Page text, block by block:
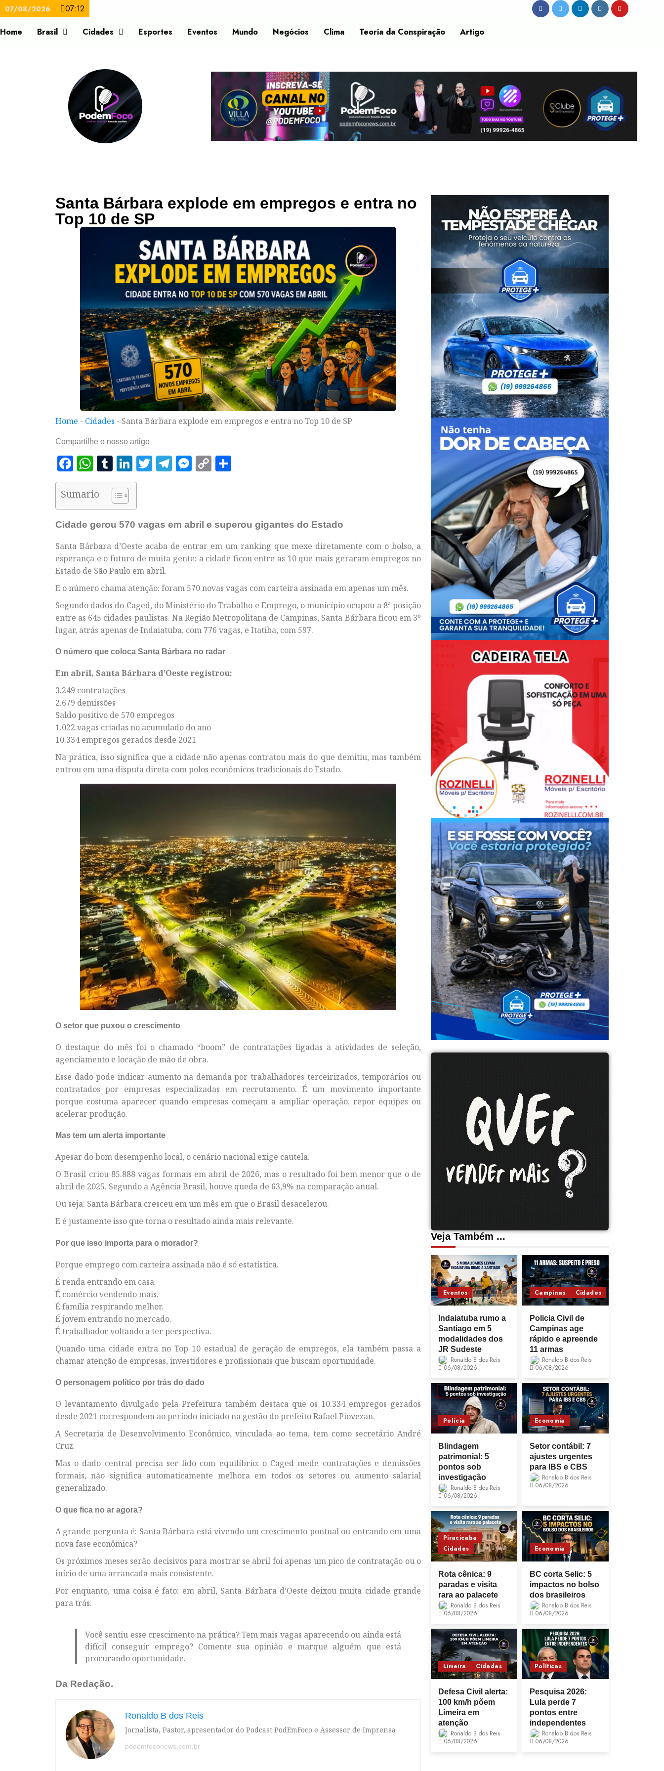
07/08/2026 07:12
Home Brasil Cidades Esportes Eventos Mundo Negócios Clima Teoria da Conspiração Artigo
Santa Bárbara explode em empregos e entra no
Top 10 de SP
Home - Cidades - Santa Bárbara explode em empregos e entra no Top 10 de SP
Compartilhe o nosso artigo
Facebook
WhatsApp
Tumblr
LinkedIn
TwitterTelegram
Messenger
Copy
Sumario
Cidade gerou 570 vagas em abril e superou gigantes do Estado
Santa Bárbara d’Oeste acaba de entrar em um ranking que mexe diretamente com o bolso, a
esperança e o futuro de muita gente: a cidade ficou entre as 10 que mais geraram empregos no
Estado de São Paulo em abril.
E o número chama atenção: foram 570 novas vagas com carteira assinada em apenas um mês.
Segundo dados do Caged, do Ministério do Trabalho e Emprego, o município ocupou a 8ª posição
entre as 645 cidades paulistas. Na Região Metropolitana de Campinas, Santa Bárbara ficou em 3º
lugar, atrás apenas de Indaiatuba, com 776 vagas, e Itatiba, com 597.
O número que coloca Santa Bárbara no radar
Em abril, Santa Bárbara d’Oeste registrou:
3.249 contratações
2.679 demissões
Saldo positivo de 570 empregos
1.022 vagas criadas no acumulado do ano
10.334 empregos gerados desde 2021
Na prática, isso significa que a cidade não apenas contratou mais do que demitiu, mas também
entrou em uma disputa direta com polos econômicos tradicionais do Estado.
O setor que puxou o crescimento
O destaque do mês foi o chamado “boom” de contratações ligadas a atividades de seleção,
agenciamento e locação de mão de obra.
Esse dado pode indicar aumento na demanda por trabalhadores terceirizados, temporários ou
contratados por empresas especializadas em recrutamento. É um movimento importante
porque costuma aparecer quando empresas começam a ampliar operação, repor equipes ou
acelerar produção.
Mas tem um alerta importante
Apesar do bom desempenho local, o cenário nacional exige cautela.
O Brasil criou 85.888 vagas formais em abril de 2026, mas o resultado foi bem menor que o de
abril de 2025. Segundo a Agência Brasil, houve queda de 63,9% na comparação anual.
Ou seja: Santa Bárbara cresceu em um mês em que o Brasil desacelerou.
E é justamente isso que torna o resultado ainda mais relevante.
Por que isso importa para o morador?
Porque emprego com carteira assinada não é só estatística.
É renda entrando em casa.
É comércio vendendo mais.
É família respirando melhor.
É jovem entrando no mercado.
É trabalhador voltando a ter perspectiva.
Quando uma cidade entra no Top 10 estadual de geração de empregos, ela também passa a
chamar atenção de empresas, investidores e profissionais que buscam oportunidade.
O personagem político por trás do dado
O levantamento divulgado pela Prefeitura também destaca que os 10.334 empregos gerados
desde 2021 correspondem ao período iniciado na gestão do prefeito Rafael Piovezan.
A Secretaria de Desenvolvimento Econômico, vinculada ao tema, tem como secretário André
Cruz.
Mas o dado central precisa ser lido com equilíbrio: o Caged mede contratações e demissões
formais, não significa automaticamente melhora em todos os setores ou aumento salarial
generalizado.
O que fica no ar agora?
A grande pergunta é: Santa Bárbara está vivendo um crescimento pontual ou entrando em uma
nova fase econômica?
Os próximos meses serão decisivos para mostrar se abril foi apenas um pico de contratação ou o
início de uma arrancada mais consistente.
Por enquanto, uma coisa é fato: em abril, Santa Bárbara d’Oeste deixou muita cidade grande
para trás.
Você sentiu esse crescimento na prática? Tem mais vagas aparecendo ou ainda está
difícil conseguir emprego? Comente sua opinião e marque alguém que está
procurando oportunidade.
Da Redação.
Ronaldo B dos Reis
Jornalista, Pastor, apresentador do Podcast PodEmFoco e Assessor de Imprensa
podemfoconews.com.br
Veja Também ...
Eventos
Indaiatuba rumo a
Santiago em 5
modalidades dos
JR Sudeste
Ronaldo B dos Reis
06/08/2026
Campinas Cidades
Policia Civil de
Campinas age
rápido e apreende
11 armas
Ronaldo B dos Reis
06/08/2026
Polícia
Blindagem
patrimonial: 5
pontos sob
investigação
Ronaldo B dos Reis
06/08/2026
Economia
Setor contábil: 7
ajustes urgentes
para IBS e CBS
Ronaldo B dos Reis
06/08/2026
Piracicaba
Cidades
Rota cênica: 9
paradas e visita
rara ao palacete
Ronaldo B dos Reis
06/08/2026
Economia
BC corta Selic: 5
impactos no bolso
dos brasileiros
Ronaldo B dos Reis
06/08/2026
Limeira Cidades
Defesa Civil alerta:
100 km/h põem
Limeira em
atenção
Ronaldo B dos Reis
06/08/2026
Políticas
Pesquisa 2026:
Lula perde 7
pontos entre
independentes
Ronaldo B dos Reis
06/08/2026